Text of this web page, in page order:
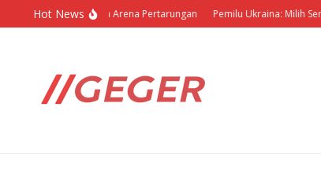
Lewati ke konten
Hot News
Barbar dalam Arena Pertarungan Pemilu Ukraina: Milih Sendiri